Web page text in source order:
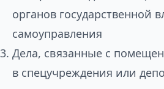
органов государственной
самоуправления
Дела, связанные с
в спецучреждения или